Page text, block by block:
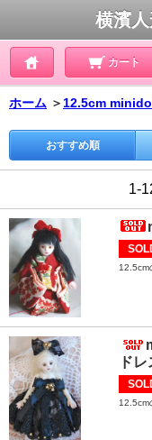
横濱
カート
ホーム ＞ 12.5cm
おすすめ順
1-
12.5cm
ドレ
12.5cm